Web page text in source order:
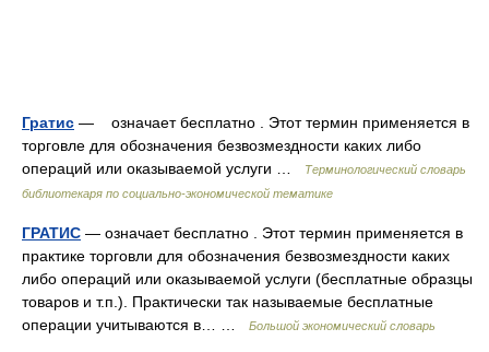
Гратис — означает бесплатно . Этот термин применяется в
торговле для обозначения безвозмездности каких либо
операций или оказываемой услуги …
Терминологический словарь
библиотекаря по социально-экономической тематике
ГРАТИС — означает бесплатно . Этот термин применяется в
практике торговли для обозначения безвозмездности каких
либо операций или оказываемой услуги (бесплатные образцы
товаров и т.п.). Практически так называемые бесплатные
операции учитываются в… …
Большой экономический словарь